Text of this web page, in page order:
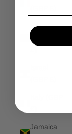
Isle of
Man (GBP
Jamaica